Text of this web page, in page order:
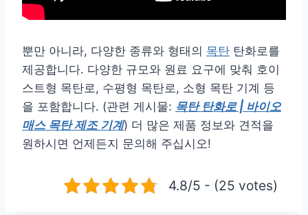
뿐만 아니라, 다양한 종류와 형태의 목탄 탄화로를
제공합니다. 다양한 규모와 원료 요구에 맞춰 호이
스트형 목탄로, 수평형 목탄로, 소형 목탄 기계 등
을 포함합니다. (관련 게시물: 목탄 탄화로 | 바이오
매스 목탄 제조 기계) 더 많은 제품 정보와 견적을
원하시면 언제든지 문의해 주십시오!
4.8/5 - (25 votes)